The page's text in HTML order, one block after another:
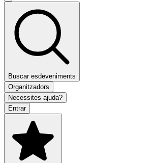
Buscar esdeveniments
Organitzadors
Necessites ajuda?
Entrar